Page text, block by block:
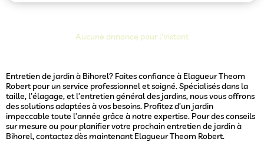
Aucune annonce pour l'instant
Entretien de jardin à Bihorel? Faites confiance à Elagueur Theom
Robert pour un service professionnel et soigné. Spécialisés dans la
taille, l’élagage, et l’entretien général des jardins, nous vous offrons
des solutions adaptées à vos besoins. Profitez d’un jardin
impeccable toute l’année grâce à notre expertise. Pour des conseils
sur mesure ou pour planifier votre prochain entretien de jardin à
Bihorel, contactez dès maintenant Elagueur Theom Robert.